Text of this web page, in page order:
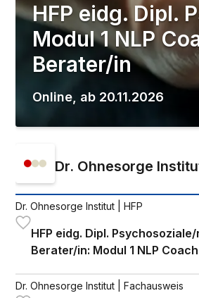
HFP eidg. Dipl.
Modul 1 NLP
Berater/in
Online ab 20.11.2026
Dr. Ohnesorge
Dr. Ohnesorge Institut | HFP
HFP eidg. Dipl. Psychosoziale/
Berater/in: Modul 1 NLP
Berater/in
Dr. Ohnesorge Institut | Fachausweis